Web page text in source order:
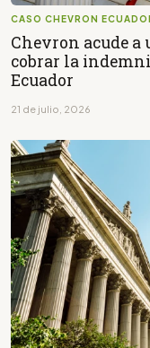
CASO CHEVRON
Chevron acude
cobrar la
Ecuador
21 de julio, 2026